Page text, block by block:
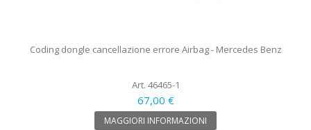
Coding dongle cancellazione errore Airbag - Mercedes Benz
Art. 46465-1
67,00 €
MAGGIORI INFORMAZIONI